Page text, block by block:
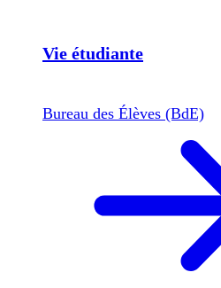
Vie étudiante
Bureau des Élèves (BdE)